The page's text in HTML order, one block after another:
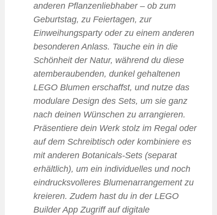
anderen Pflanzenliebhaber – ob zum
Geburtstag, zu Feiertagen, zur
Einweihungsparty oder zu einem anderen
besonderen Anlass. Tauche ein in die
Schönheit der Natur, während du diese
atemberaubenden, dunkel gehaltenen
LEGO Blumen erschaffst, und nutze das
modulare Design des Sets, um sie ganz
nach deinen Wünschen zu arrangieren.
Präsentiere dein Werk stolz im Regal oder
auf dem Schreibtisch oder kombiniere es
mit anderen Botanicals-Sets (separat
erhältlich), um ein individuelles und noch
eindrucksvolleres Blumenarrangement zu
kreieren. Zudem hast du in der LEGO
Builder App Zugriff auf digitale